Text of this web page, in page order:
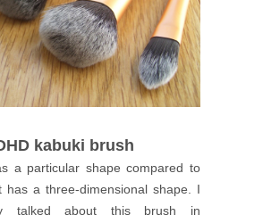
kabuki brush
a particular shape compared to
has a three-dimensional shape. I
talked about this brush in